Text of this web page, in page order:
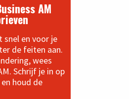
AM
snel en voor je
de feiten aan.
wees
Schrijf je in op
houd de